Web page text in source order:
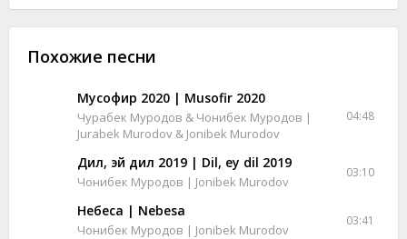
Похожие песни
Мусофир 2020 | Musofir 2020
Чурабек Муродов & Чонибек Муродов |
Jurabek Murodov & Jonibek Murodov
04:48
Дил, эй дил 2019 | Dil, ey dil 2019
Чонибек Муродов | Jonibek Murodov
03:10
Небеса | Nebesa
Чонибек Муродов | Jonibek Murodov
03:41